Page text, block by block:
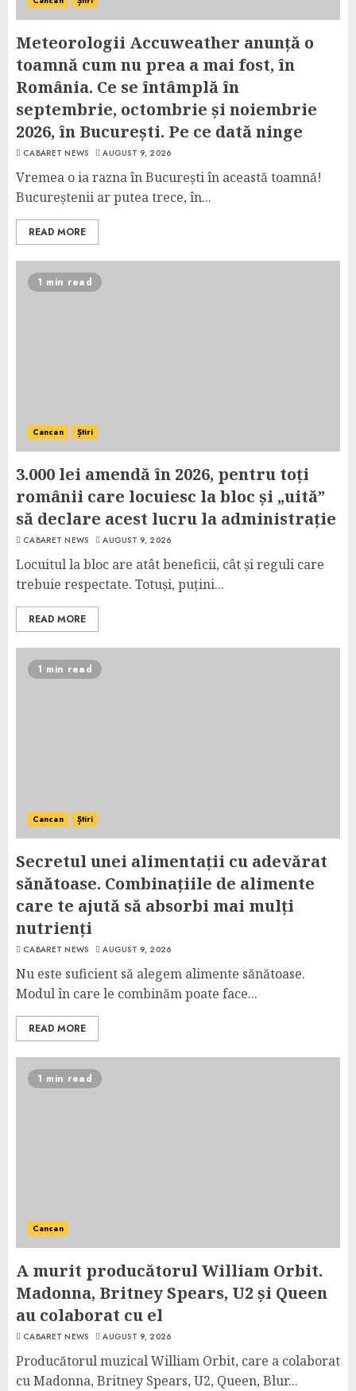
Meteorologii Accuweather anunță o
toamnă cum nu prea a mai fost, în
România. Ce se întâmplă în
septembrie, octombrie și noiembrie
2026, în București. Pe ce dată ninge
CABARET NEWS AUGUST 9, 2026
Vremea o ia razna în București în această toamnă!
Bucureștenii ar putea trece, în...
READ MORE
1 min read
Cancan Știri
3.000 lei amendă în 2026, pentru toți
românii care locuiesc la bloc și „uită”
să declare acest lucru la administrație
CABARET NEWS AUGUST 9, 2026
Locuitul la bloc are atât beneficii, cât și reguli care
trebuie respectate. Totuși, puțini...
READ MORE
1 min read
Cancan Știri
Secretul unei alimentații cu adevărat
sănătoase. Combinațiile de alimente
care te ajută să absorbi mai mulți
nutrienți
CABARET NEWS AUGUST 9, 2026
Nu este suficient să alegem alimente sănătoase.
Modul în care le combinăm poate face...
READ MORE
1 min read
Cancan
A murit producătorul William Orbit.
Madonna, Britney Spears, U2 și Queen
au colaborat cu el
CABARET NEWS AUGUST 9, 2026
Producătorul muzical William Orbit, care a colaborat
cu Madonna, Britney Spears, U2, Queen, Blur...